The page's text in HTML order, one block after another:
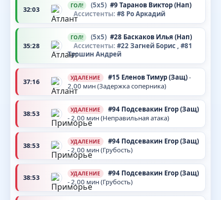
32:03 ГОЛ! (5x5) #9Таранов Виктор(Нап)
Ассистенты: #8 Ро Аркадий
35:28
ГОЛ! (5x5) #28 Баскаков Илья(Нап)
Ассистенты: #22 Загней Борис , #81
Трошин Андрей
37:16 УДАЛЕНИЕ #15 Еленов Тимур(Защ)-
2,00 мин (Задержка соперника)
38:53 УДАЛЕНИЕ #94 Подсевакин Егор(Защ)
- 2,00 мин (Неправильная атака)
38:53 УДАЛЕНИЕ #94 Подсевакин Егор(Защ)
- 2,00 мин (Грубость)
38:53 УДАЛЕНИЕ #94 Подсевакин Егор(Защ)
- 2,00 мин (Грубость)